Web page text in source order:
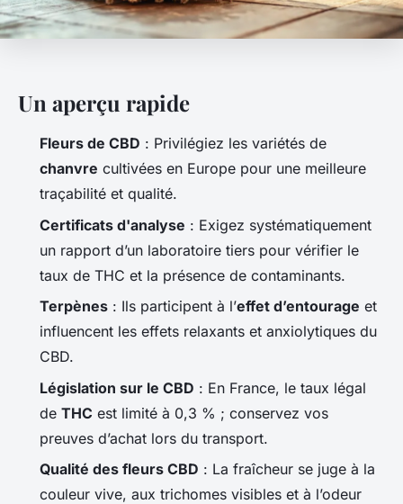
Un aperçu rapide
Fleurs de CBD : Privilégiez les variétés de
chanvre cultivées en Europe pour une meilleure
traçabilité et qualité.
Certificats d'analyse : Exigez systématiquement
un rapport d’un laboratoire tiers pour vérifier le
taux de THC et la présence de contaminants.
Terpènes : Ils participent à l’effet d’entourage et
influencent les effets relaxants et anxiolytiques du
CBD.
Législation sur le CBD : En France, le taux légal
de THC est limité à 0,3 % ; conservez vos
preuves d’achat lors du transport.
Qualité des fleurs CBD : La fraîcheur se juge à la
couleur vive, aux trichomes visibles et à l’odeur